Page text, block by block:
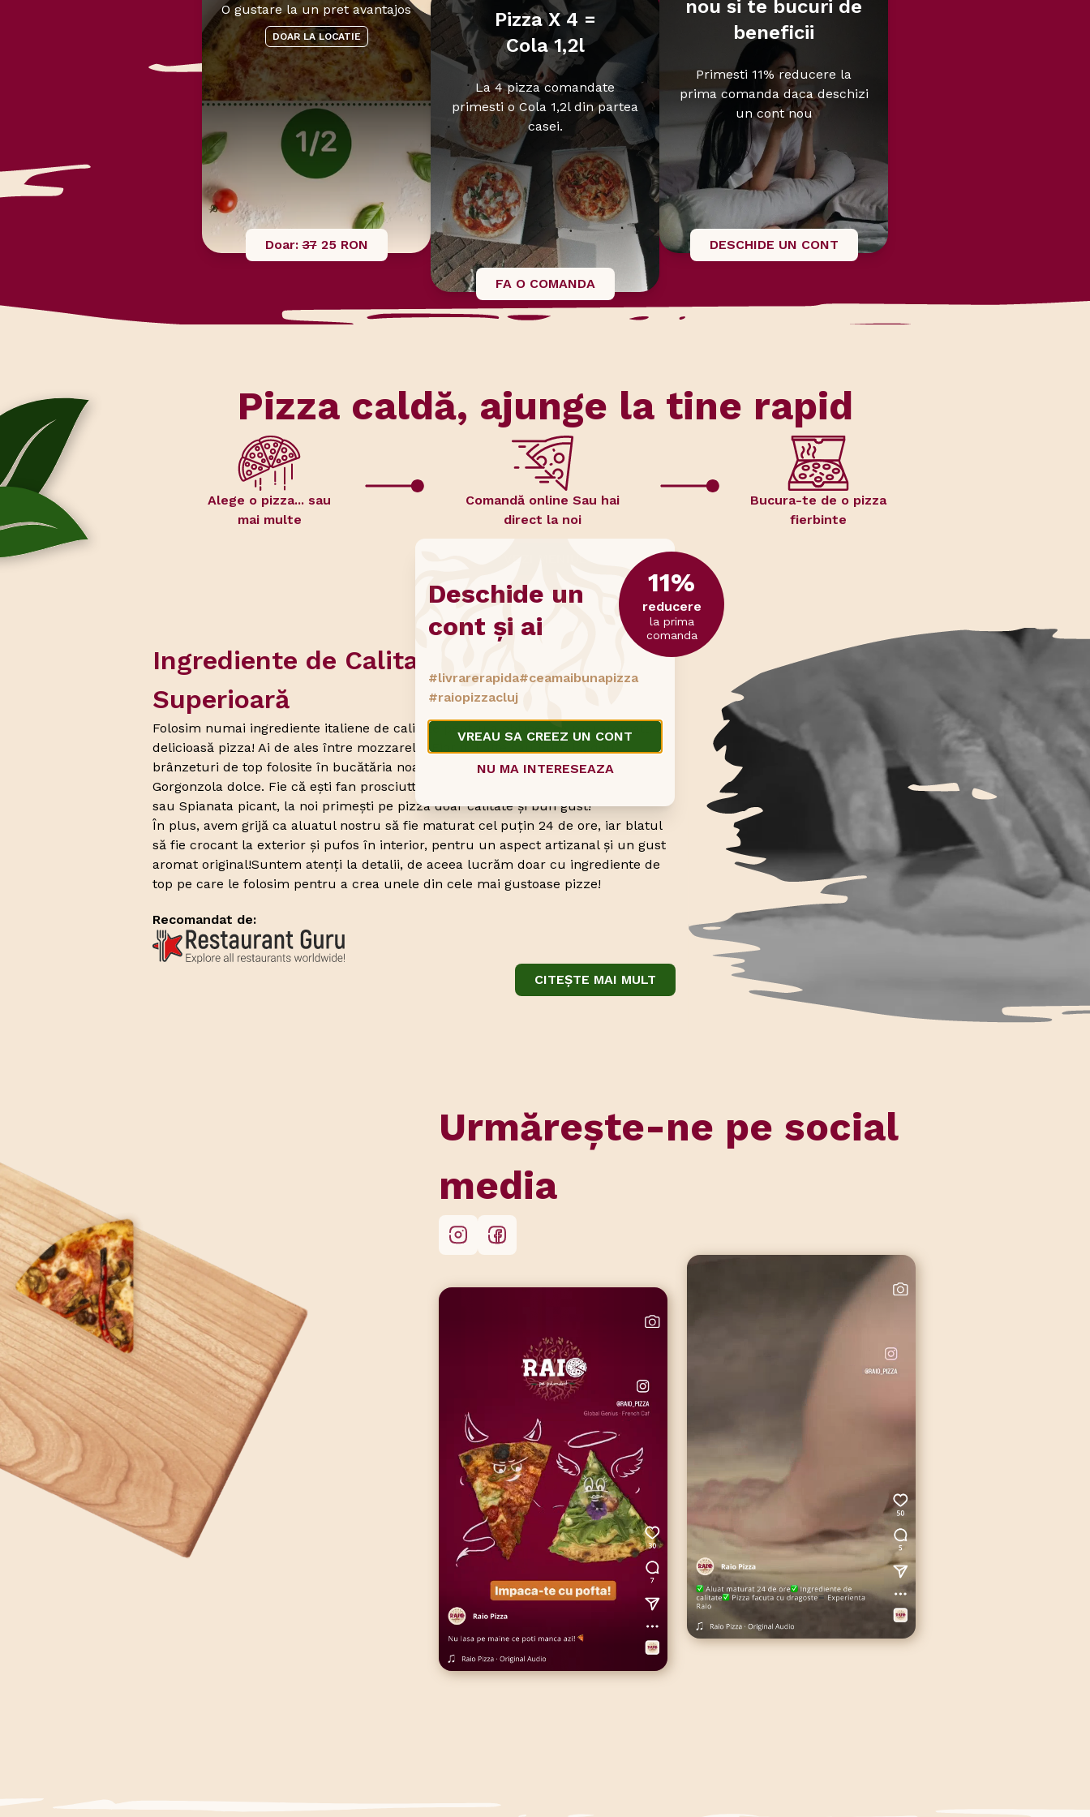
O gustare la un pret avantajos
DOAR LA LOCATIE
Doar:37 25 RON
Pizza X 4 =
Cola 1,2l
La 4 pizza comandate
primesti o Cola 1,2l din partea
casei.
FA O COMANDA
nou si te bucuri de
beneficii
Primesti 11% reducere la
prima comanda daca deschizi
un cont nou
DESCHIDE UN CONT
Pizza caldă, ajunge la tine rapid
Alege o pizza... sau
mai multe
Comandă online Sau hai
direct la noi
Bucura-te de o pizza
fierbinte
Ingrediente de Calitate
Superioară
Folosim numai ingrediente italiene de calitate pentru a obține cea mai aromată și
delicioasă pizza! Ai de ales între mozzarella Fior di Latte sau Buffala, două
brânzeturi de top folosite în bucătăria noastră, alături de parmeggiano Reggiano și
Gorgonzola dolce. Fie că ești fan prosciutto crudo sau cotto, salami Napoli dolce
sau Spianata picant, la noi primești pe pizza doar calitate și bun gust!
În plus, avem grijă ca aluatul nostru să fie maturat cel puțin 24 de ore, iar blatul
să fie crocant la exterior și pufos în interior, pentru un aspect artizanal și un gust
aromat original!Suntem atenți la detalii, de aceea lucrăm doar cu ingrediente de
top pe care le folosim pentru a crea unele din cele mai gustoase pizze!
Recomandat de:
CITEȘTE MAI MULT
Urmărește-ne pe social
media
11%
reducere
la prima
comanda
Deschide un
cont și ai
#livrarerapida#ceamaibunapizza
#raiopizzacluj
VREAU SA CREEZ UN CONT
NU MA INTERESEAZA